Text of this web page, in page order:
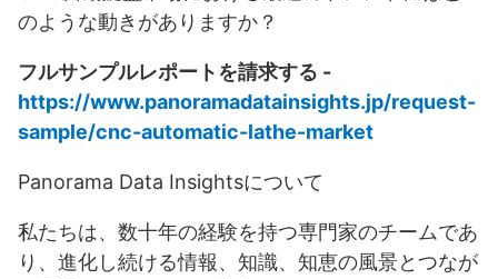
のような動きがありますか？
フルサンプルレポートを請求する -
https://www.panoramadatainsights.jp/request-
sample/cnc-automatic-lathe-market
Panorama Data Insightsについて
私たちは、数十年の経験を持つ専門家のチームであ
り、進化し続ける情報、知識、知恵の風景とつなが